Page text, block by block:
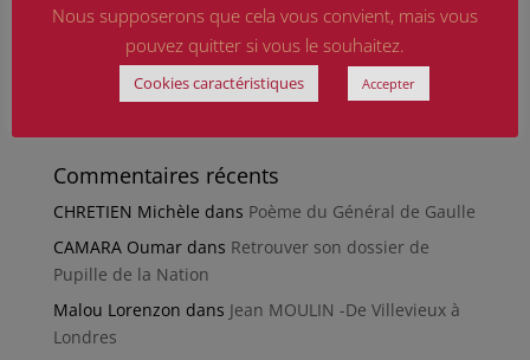
RÉPARER LES OMISSIONS SUR LES MONUMENTS AUX
Le rapport d’activité 2025 de la DMCA.
Commentaires récents
CHRETIEN Michèle dans Poème du Général de Gaulle
CAMARA Oumardans Retrouver son dossier de
Pupille de la Nation
Malou Lorenzon dans Jean MOULIN -De Villevieux à
Londres
Nous supposerons que cela vous convient, mais vous
pouvez quitter si vous le souhaitez.
Cookies caractéristiques Accepter